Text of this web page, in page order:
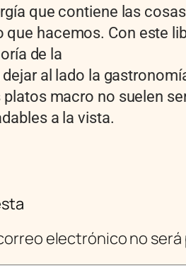
que contiene las
que hacemos. Con este
de la
al lado la
macro no suelen
a la vista.
electrónico no será